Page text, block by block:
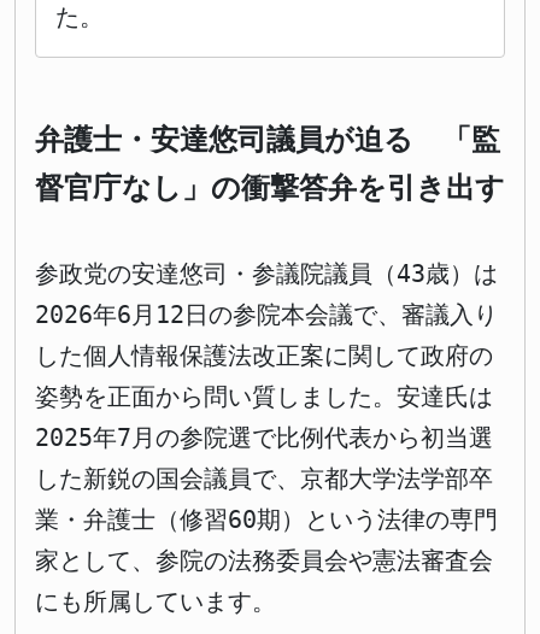
た。
弁護士・安達悠司議員が迫る 「監
督官庁なし」の衝撃答弁を引き出す
参政党の安達悠司・参議院議員（43歳）は
2026年6月12日の参院本会議で、審議入り
した個人情報保護法改正案に関して政府の
姿勢を正面から問い質しました。安達氏は
2025年7月の参院選で比例代表から初当選
した新鋭の国会議員で、京都大学法学部卒
業・弁護士（修習60期）という法律の専門
家として、参院の法務委員会や憲法審査会
にも所属しています。